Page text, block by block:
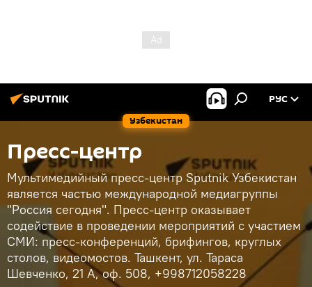
Узбекистан
РУС
Пресс-центр
Мультимедийный пресс-центр Sputnik Узбекистан
является частью международной медиагруппы
"Россия сегодня". Пресс-центр оказывает
содействие в проведении мероприятий с участием
СМИ: пресс-конференций, брифингов, круглых
столов, видеомостов. Ташкент, ул. Тараса
Шевченко, 21 А, оф. 508, +998712058228